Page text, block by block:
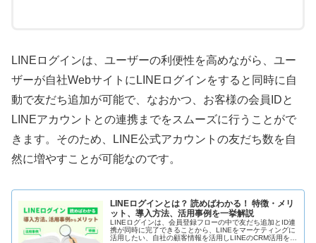
LINEログインは、ユーザーの利便性を高めながら、ユー
ザーが自社WebサイトにLINEログインをすると同時に自
動で友だち追加が可能で、なおかつ、お客様の会員IDと
LINEアカウントとの連携までをスムーズに行うことがで
きます。そのため、LINE公式アカウントの友だち数を自
然に増やすことが可能なのです。
LINEログインとは？ 読めばわかる！ 特徴・メリ
ット、導入方法、活用事例を一挙解説
LINEログインは、会員登録フローの中で友だち追加とID連
携が同時に完了できることから、LINEをマーケティングに
活用したい、自社の顧客情報を活用しLINEのCRM活用を進